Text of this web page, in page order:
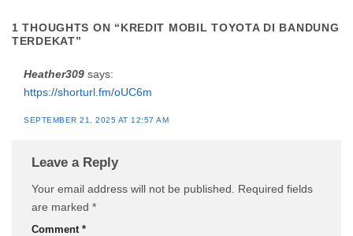
1 THOUGHTS ON “KREDIT MOBIL TOYOTA DI BANDUNG
TERDEKAT”
Heather309 says:
https://shorturl.fm/oUC6m
SEPTEMBER 21, 2025 AT 12:57 AM
Leave a Reply
Your email address will not be published.
Required fields
are marked *
Comment *